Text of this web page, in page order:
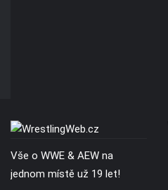
Vše o WWE & AEW na
jednom místě už 19 let!